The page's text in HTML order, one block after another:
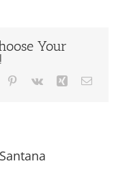
Your
Pinterest
Vk Xing Email